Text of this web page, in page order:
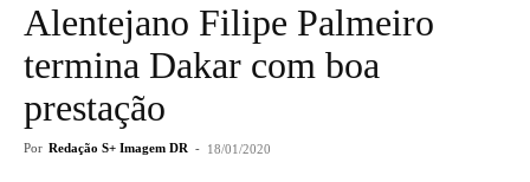
Alentejano Filipe Palmeiro
termina Dakar com boa
prestação
Por Redação S+ Imagem DR - 18/01/2020